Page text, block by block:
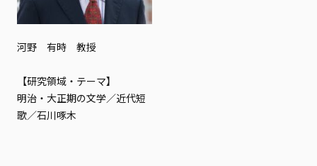
河野 有時 教授
【研究領域・テーマ】
明治・大正期の文学／近代短
歌／石川啄木